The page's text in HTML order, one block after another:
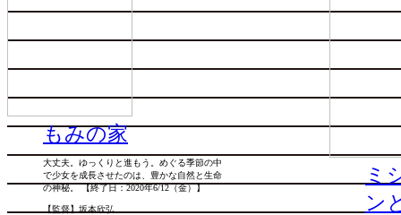
もみの家
大丈夫。ゆっくりと進もう。めぐる季節の中
で少女を成長させたのは、豊かな自然と生命
の神秘。 【終了日：2020年6/12（金）】
【監督】坂本欣弘
ミ
ン